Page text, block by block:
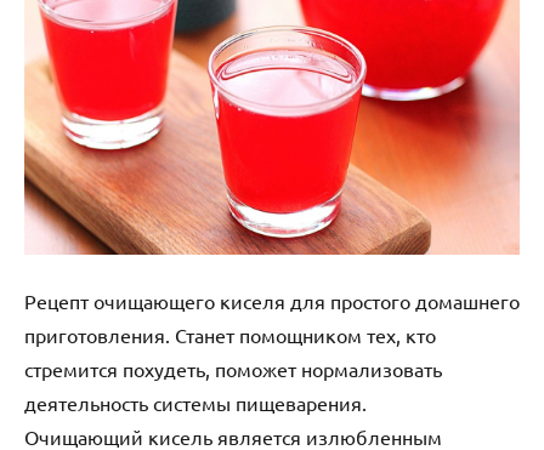
Рецепт очищающего киселя для простого домашнего
приготовления. Станет помощником тех, кто
стремится похудеть, поможет нормализовать
деятельность системы пищеварения.
Очищающий кисель является излюбленным